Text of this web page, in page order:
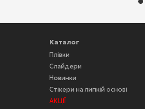
Каталог
Плівки
Слайдери
Новинки
Стікери на липкій основі
АКЦІЇ